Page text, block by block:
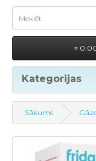
0.00
Kategorijas
Sākums